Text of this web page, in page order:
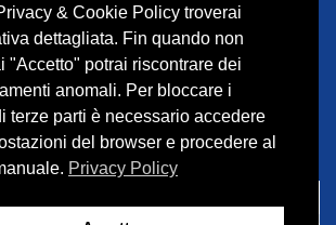
258
–
& Cookie Policy troverai
dettagliata. Fin quando non
"Accetto" potrai riscontrare dei
anomali. Per bloccare i
terze parti è necessario accedere
del browser e procedere al
Privacy Policy